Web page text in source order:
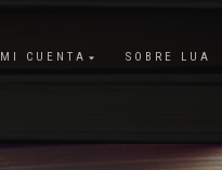
MI CUENTA SOBRE LUA